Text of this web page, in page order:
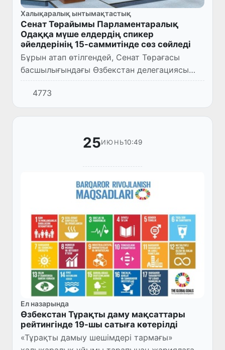
Халықаралық ынтымақтастық
Сенат Төрайымы Парламентаралық
Одаққа мүше елдердің спикер
әйелдерінің 15-саммитінде сөз сөйледі
Бұрын атап өтілгендей, Сенат Төрағасы
басшылығындағы Өзбекстан делегациясы
Женева қаласында Парламентаралық одаққа
мүше елдердің парламенттері әйел
спикерлерінің инклюзивті және ұз...
4773
25ИЮНЬ10:49
Ел назарында
Өзбекстан Тұрақты даму мақсаттары
рейтингінде 19-шы сатыға көтерілді
«Тұрақты дамыу шешімдері тармағы»